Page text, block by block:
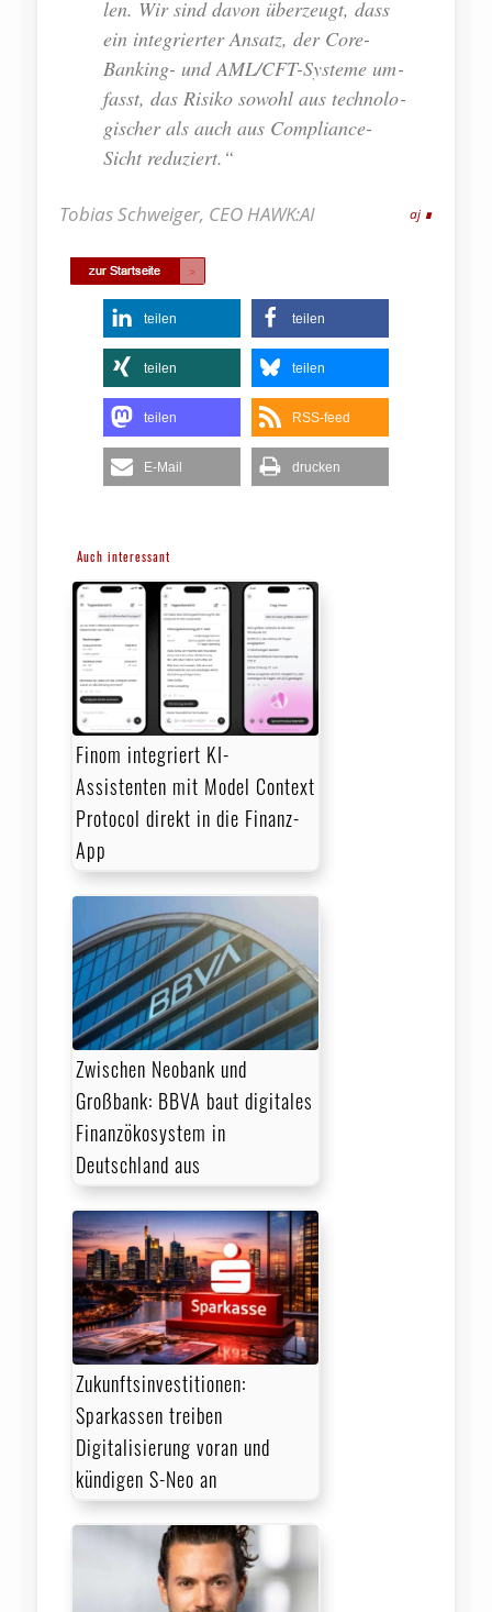
len. Wir sind da­von über­zeugt, dass
ein in­te­grier­ter An­satz, der Co­re-
Ban­king- und AML/CFT-Sys­te­me um­
fasst, das Ri­si­ko so­wohl aus tech­no­lo­
gi­scher als auch aus Com­p­li­an­ce-
Sicht reduziert.“
Tobias Schweiger, CEO HAWK:AI aj
teilen teilen
teilen teilen
teilen RSS-feed
E-Mail drucken
Auch interessant
Finom integriert KI-
Assistenten mit Model Context
Protocol direkt in die Finanz-
App
Zwischen Neobank und
Großbank: BBVA baut digitales
Finanzökosystem in
Deutschland aus
Zukunftsinvestitionen:
Sparkassen treiben
Digitalisierung voran und
kündigen S-Neo an